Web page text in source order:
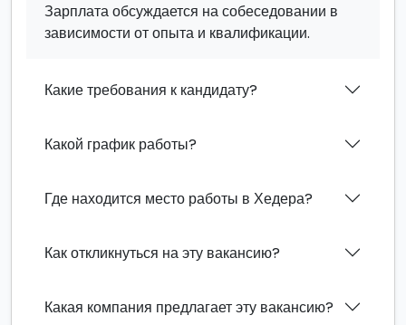
Зарплата обсуждается на собеседовании в
зависимости от опыта и квалификации.
Какие требования к кандидату?
Какой график работы?
Где находится место работы в Хедера?
Как откликнуться на эту вакансию?
Какая компания предлагает эту вакансию?